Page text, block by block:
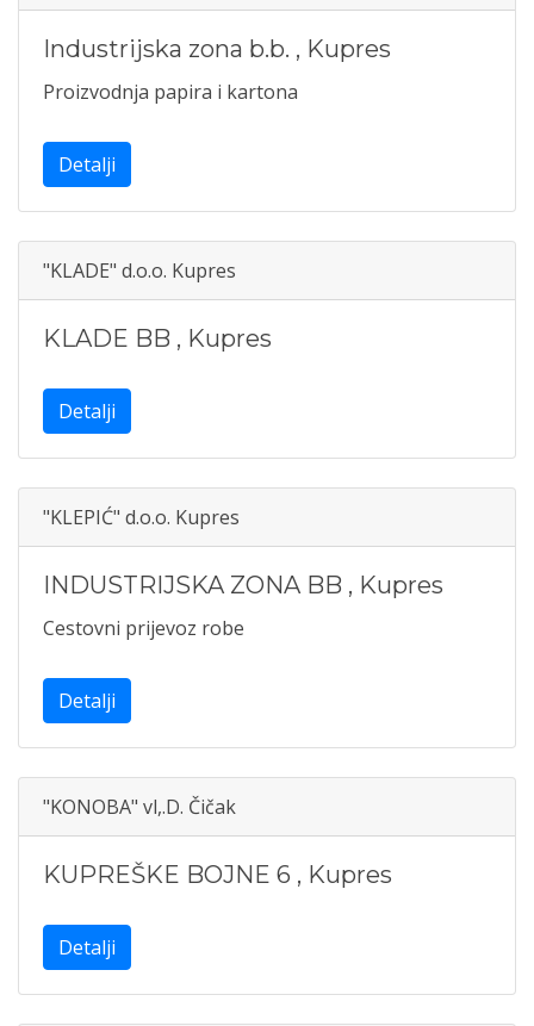
Industrijska zona b.b. , Kupres
Proizvodnja papira i kartona
Detalji
"KLADE" d.o.o. Kupres
KLADE BB , Kupres
Detalji
"KLEPIĆ" d.o.o. Kupres
INDUSTRIJSKA ZONA BB , Kupres
Cestovni prijevoz robe
Detalji
"KONOBA" vl,.D. Čičak
KUPREŠKE BOJNE 6 , Kupres
Detalji